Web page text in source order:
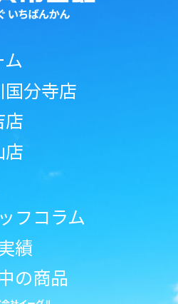
ム
国分寺店
店
店
フコラム
績
の商品